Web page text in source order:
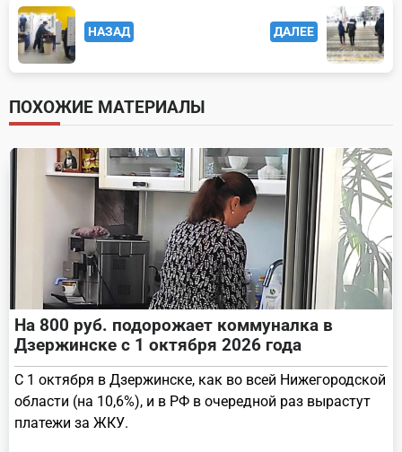
<span
class="nav-
subtitle
screen-
reader-
text">Page</span>
НАЗАД ДАЛЕЕ
ПОХОЖИЕ МАТЕРИАЛЫ
На 800 руб. подорожает коммуналка в
Дзержинске с 1 октября 2026 года
С 1 октября в Дзержинске, как во всей Нижегородской
области (на 10,6%), и в РФ в очередной раз вырастут
платежи за ЖКУ.